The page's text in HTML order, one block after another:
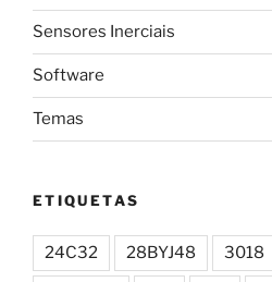
Sensores Inerciais
Software
Temas
ETIQUETAS
24C32 28BYJ48 3018